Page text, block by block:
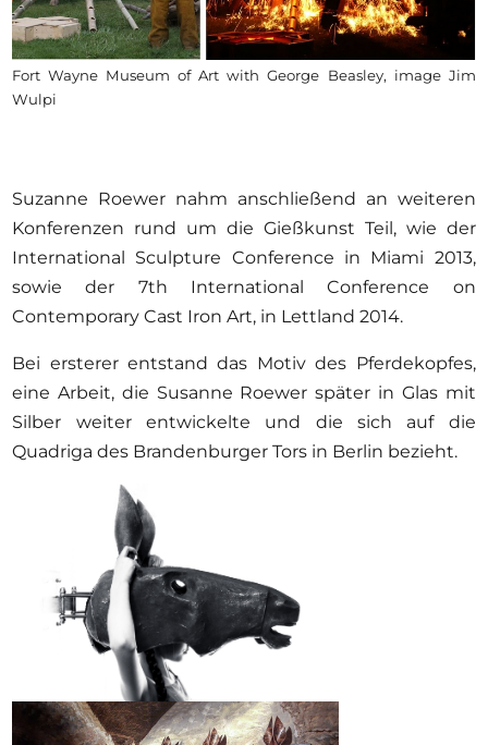
Fort Wayne Museum of Art with George Beasley, image Jim
Wulpi
Suzanne Roewer nahm anschließend an weiteren
Konferenzen rund um die Gießkunst Teil, wie der
International Sculpture Conference in Miami 2013,
sowie der 7th International Conference on
Contemporary Cast Iron Art, in Lettland 2014.
Bei ersterer entstand das Motiv des Pferdekopfes,
eine Arbeit, die Susanne Roewer später in Glas mit
Silber weiter entwickelte und die sich auf die
Quadriga des Brandenburger Tors in Berlin bezieht.